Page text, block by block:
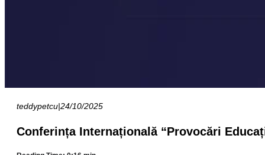
teddypetcu|24/10/2025
Conferința Internațională “Provocări